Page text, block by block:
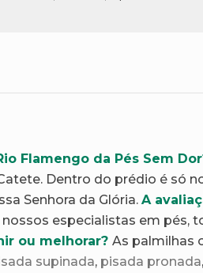
Flamengo da Pés Sem
Dentro do prédio é só
Senhora da Glória. A
especialistas em pés,
ou melhorar? As palmilhas
supinada, pisada pronada,